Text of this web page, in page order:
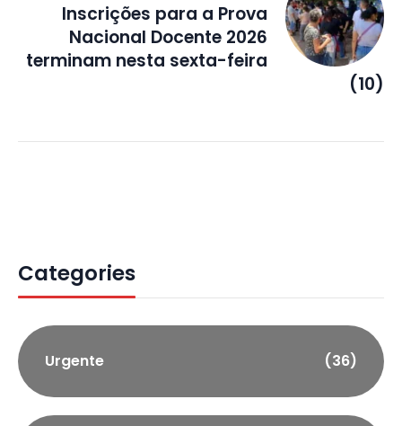
Inscrições para a Prova
Nacional Docente 2026
terminam nesta sexta-feira
(10)
Categories
Urgente (36)